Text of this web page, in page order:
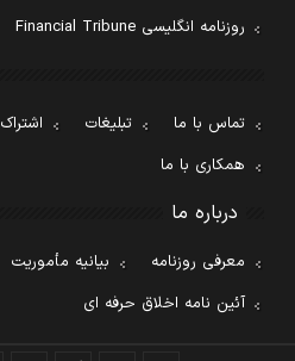
روزنامه انگلیسی Financial Tribune
تماس با ما تبلیغات اشتراک
همکاری با ما
درباره ما
معرفی روزنامه
بیانیه مأموریت
آئین نامه اخلاق حرفه ای